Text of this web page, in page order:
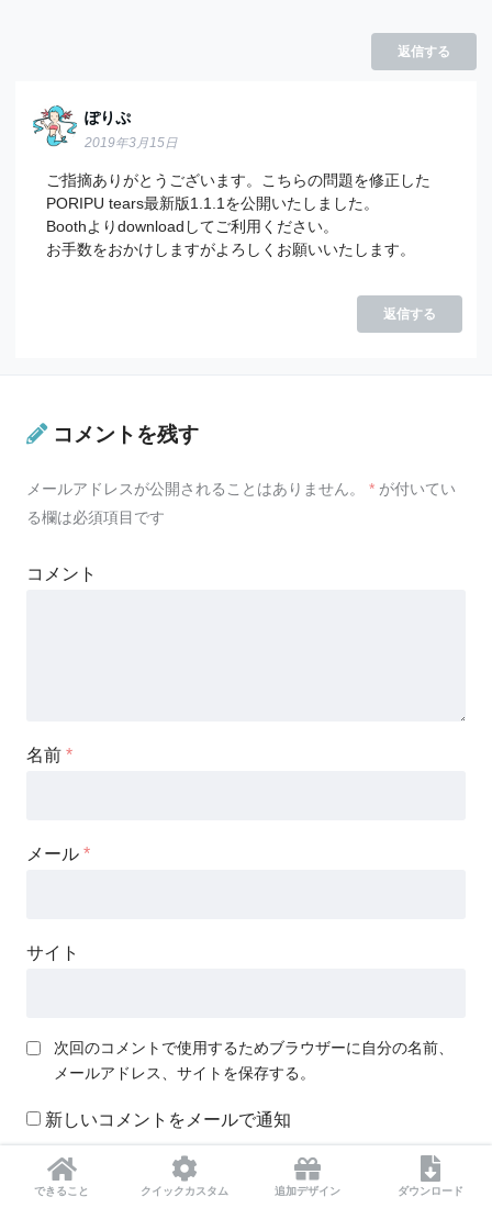
返信する
ぽりぷ
2019年3月15日
ご指摘ありがとうございます。こちらの問題を修正した
PORIPU tears最新版1.1.1を公開いたしました。
Boothよりdownloadしてご利用ください。
お手数をおかけしますがよろしくお願いいたします。
返信する
コメントを残す
メールアドレスが公開されることはありません。 * が付いてい
る欄は必須項目です
コメント
名前 *
メール *
サイト
次回のコメントで使用するためブラウザーに自分の名前、
メールアドレス、サイトを保存する。
新しいコメントをメールで通知
新しい投稿をメールで受け取る
できること クイックカスタム 追加デザイン ダウンロード